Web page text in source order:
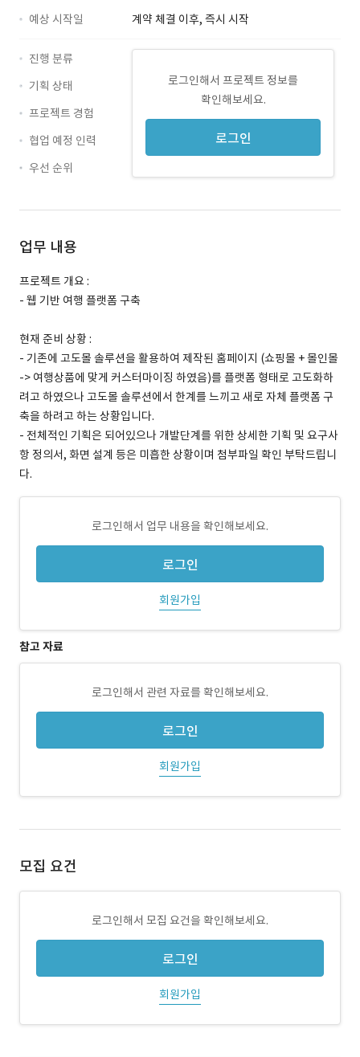
예상 시작일
계약 체결 이후, 즉시 시작
로그인해서 프로젝트 정보를
확인해보세요.
로그인
진행 분류
기획 상태
프로젝트 경험
협업 예정 인력
우선 순위
업무 내용
프로젝트 개요 :
- 웹 기반 여행 플랫폼 구축
현재 준비 상황 :
- 기존에 고도몰 솔루션을 활용하여 제작된 홈페이지 (쇼핑몰 + 몰인몰
-> 여행상품에 맞게 커스터마이징 하였음)를 플랫폼 형태로 고도화하
려고 하였으나 고도몰 솔루션에서 한계를 느끼고 새로 자체 플랫폼 구
축을 하려고 하는 상황입니다.
- 전체적인 기획은 되어있으나 개발단계를 위한 상세한 기획 및 요구사
항 정의서, 화면 설계 등은 미흡한 상황이며 첨부파일 확인 부탁드립니
다.
로그인해서 업무 내용을 확인해보세요.
로그인
회원가입
참고 자료
로그인해서 관련 자료를 확인해보세요.
로그인
회원가입
모집 요건
로그인해서 모집 요건을 확인해보세요.
로그인
회원가입